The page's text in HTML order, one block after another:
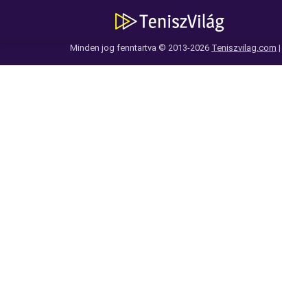
Minden jog fenntartva © 2013-2026 Teniszvilag.com |